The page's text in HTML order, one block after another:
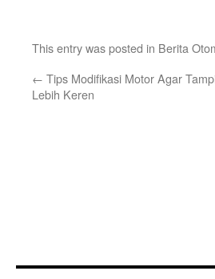
This entry was posted in Berita
← Tips Modifikasi Motor Agar
Lebih Keren